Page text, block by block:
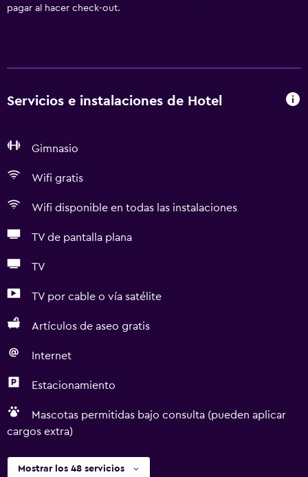
pagar al hacer check-out.
Servicios e instalaciones de Hotel
Gimnasio
Wifi gratis
Wifi disponible en todas las instalaciones
TV de pantalla plana
TV
TV por cable o vía satélite
Artículos de aseo gratis
Internet
Estacionamiento
Mascotas permitidas bajo consulta (pueden aplicar
cargos extra)
Mostrar los 48 servicios